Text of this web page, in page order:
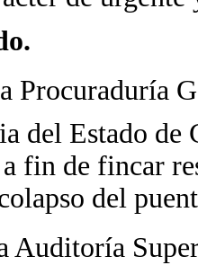
Procuraduría
del Estado
fin de fincar
del
Auditoría